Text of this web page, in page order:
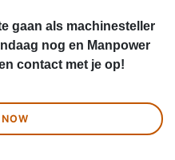
gaan als machinesteller
nog en Manpower
contact met je op!